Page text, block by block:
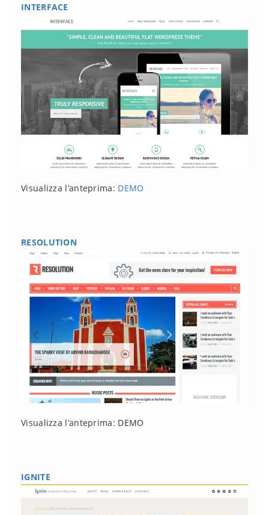
INTERFACE
Visualizza l’anteprima: DEMO
RESOLUTION
Visualizza l’anteprima: DEMO
IGNITE